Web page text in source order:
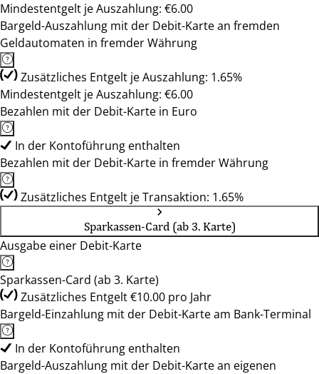
Mindestentgelt je Auszahlung: €6.00
Bargeld-Auszahlung mit der Debit-Karte an fremden
Geldautomaten in fremder Währung
Zusätzliches Entgelt je Auszahlung: 1.65%
Mindestentgelt je Auszahlung: €6.00
Bezahlen mit der Debit-Karte in Euro
In der Kontoführung enthalten
Bezahlen mit der Debit-Karte in fremder Währung
Zusätzliches Entgelt je Transaktion: 1.65%
Sparkassen-Card (ab 3. Karte)
Ausgabe einer Debit-Karte
Sparkassen-Card (ab 3. Karte)
Zusätzliches Entgelt €10.00 pro Jahr
Bargeld-Einzahlung mit der Debit-Karte am Bank-Terminal
In der Kontoführung enthalten
Bargeld-Auszahlung mit der Debit-Karte an eigenen